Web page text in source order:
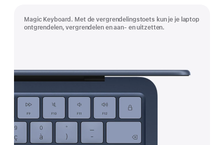
Magic Keyboard. Met de vergrendelingstoets kun je je laptop
ontgrendelen, vergrendelen en aan‑ en uitzetten.